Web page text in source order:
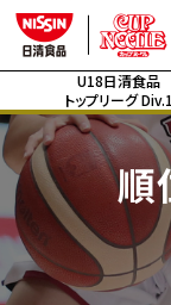
U18日清食品
トップリーグ Div.1
順